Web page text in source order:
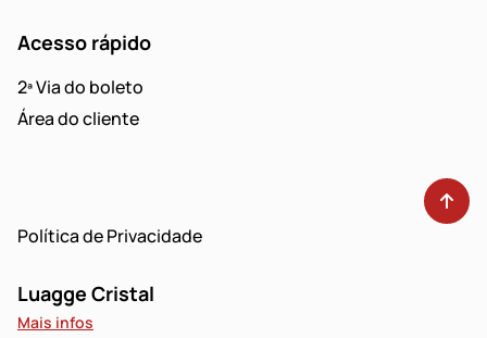
Acesso rápido
2ª Via do boleto
Área do cliente
Política de Privacidade
Luagge Cristal
Mais infos